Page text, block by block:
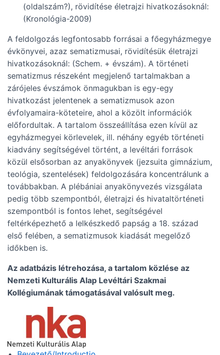
(oldalszám?), rövidítése életrajzi hivatkozásoknál:
(Kronológia-2009)
A feldolgozás legfontosabb forrásai a főegyházmegye
évkönyvei, azaz sematizmusai, rövidítésük életrajzi
hivatkozásoknál: (Schem. + évszám). A történeti
sematizmus részeként megjelenő tartalmakban a
zárójeles évszámok önmagukban is egy-egy
hivatkozást jelentenek a sematizmusok azon
évfolyamaira-köteteire, ahol a közölt információk
előfordultak. A tartalom összeállítása ezen kívül az
egyházmegyei körlevelek, ill. néhány egyéb történeti
kiadvány segítségével történt, a levéltári források
közül elsősorban az anyakönyvek (jezsuita gimnázium,
teológia, szentelések) feldolgozására koncentrálunk a
továbbakban. A plébániai anyakönyvezés vizsgálata
pedig több szempontból, életrajzi és hivataltörténeti
szempontból is fontos lehet, segítségével
feltérképezhető a lelkészkedő papság a 18. század
első felében, a sematizmusok kiadását megelőző
időkben is.
Az adatbázis létrehozása, a tartalom közlése az
Nemzeti Kulturális Alap Levéltári Szakmai
Kollégiumának támogatásával valósult meg.